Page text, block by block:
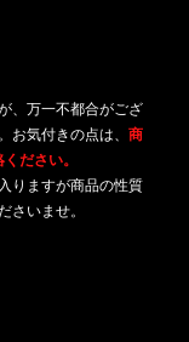
、万一不都合がござ
お気付きの点は、 商
ださい。
りますが商品の性質
いませ。